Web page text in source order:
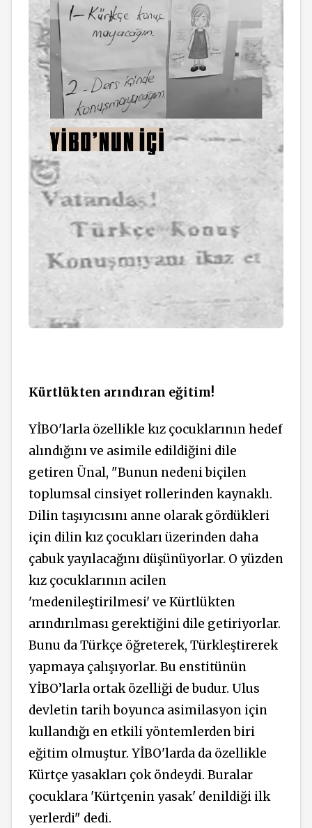
Kürtlükten arındıran eğitim!
YİBO'larla özellikle kız çocuklarının hedef
alındığını ve asimile edildiğini dile
getiren Ünal, "Bunun nedeni biçilen
toplumsal cinsiyet rollerinden kaynaklı.
Dilin taşıyıcısını anne olarak gördükleri
için dilin kız çocukları üzerinden daha
çabuk yayılacağını düşünüyorlar. O yüzden
kız çocuklarının acilen
'medenileştirilmesi' ve Kürtlükten
arındırılması gerektiğini dile getiriyorlar.
Bunu da Türkçe öğreterek, Türkleştirerek
yapmaya çalışıyorlar. Bu enstitünün
YİBO’larla ortak özelliği de budur. Ulus
devletin tarih boyunca asimilasyon için
kullandığı en etkili yöntemlerden biri
eğitim olmuştur. YİBO'larda da özellikle
Kürtçe yasakları çok öndeydi. Buralar
çocuklara 'Kürtçenin yasak' denildiği ilk
yerlerdi" dedi.